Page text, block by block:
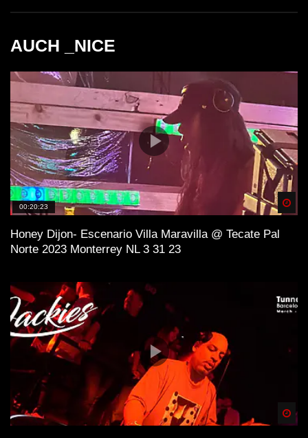
AUCH _NICE
00:20:23
Honey Dijon- Escenario Villa Maravilla @ Tecate Pal
Norte 2023 Monterrey NL 3 31 23